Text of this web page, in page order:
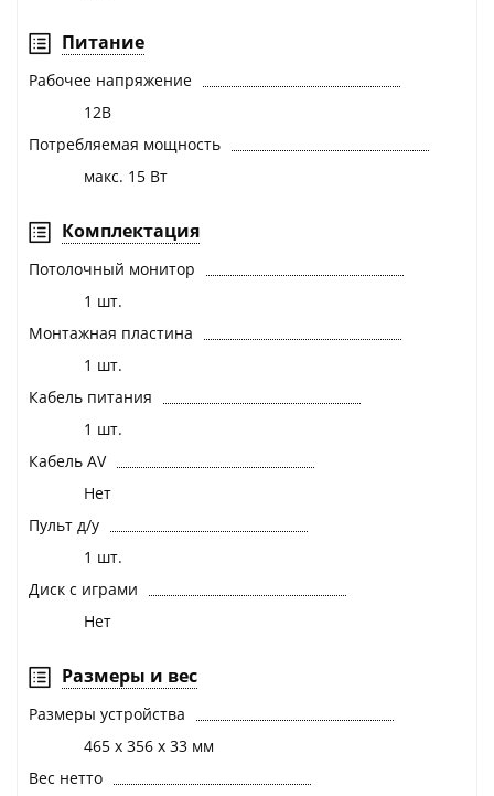
Питание
Рабочее напряжение
12В
Потребляемая мощность
макс. 15 Вт
Комплектация
Потолочный монитор
1 шт.
Монтажная пластина
1 шт.
Кабель питания
1 шт.
Кабель AV
Нет
Пульт д/у
1 шт.
Диск с играми
Нет
Размеры и вес
Размеры устройства
465 х 356 х 33 мм
Вес нетто